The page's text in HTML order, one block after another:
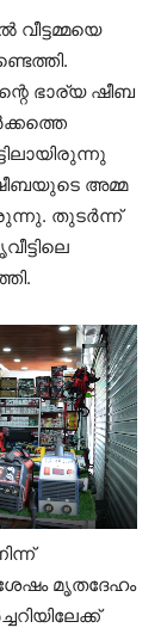
ഭാര്യ ഷീബ
അമ്മ
തുടർന്ന്
മൃതദേഹം